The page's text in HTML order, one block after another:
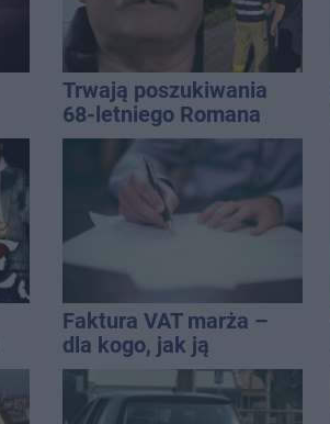
Trwają poszukiwania
68-letniego Romana
Kucały
Faktura VAT marża –
dla kogo, jak ją
wystawić i jak rozliczyć